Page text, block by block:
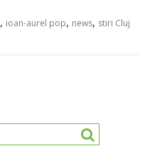
, ioan-aurel pop, news, stiri Cluj